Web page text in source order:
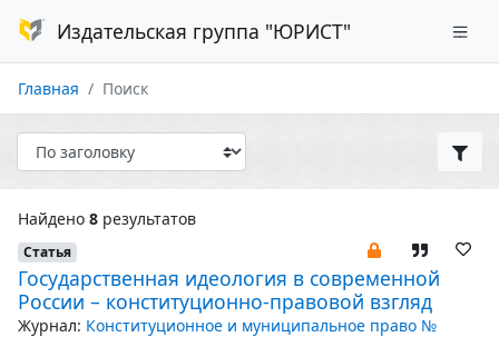
Издательская группа "ЮРИСТ"
Главная Поиск
Найдено 8 результатов
Статья
Государственная идеология в современной
России – конституционно-правовой взгляд
Журнал: Конституционное и муниципальное право №